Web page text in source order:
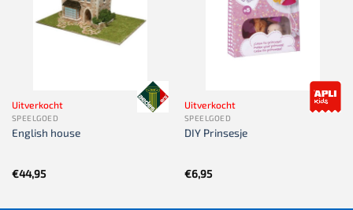
Uitverkocht
SPEELGOED
English house
€44,95
Uitverkocht
SPEELGOED
DIY Prinsesje
€6,95